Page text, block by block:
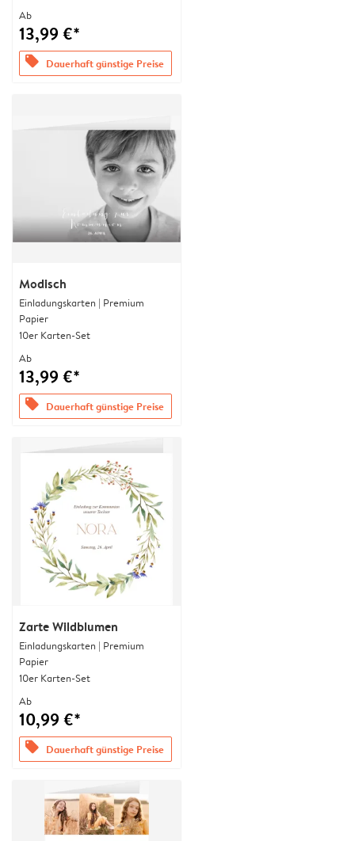
Ab
13,99 €*
offers Dauerhaft günstige Preise
Modisch
Einladungskarten | Premium
Papier
10er Karten-Set
Ab
13,99 €*
offers Dauerhaft günstige Preise
Zarte Wildblumen
Einladungskarten | Premium
Papier
10er Karten-Set
Ab
10,99 €*
offers Dauerhaft günstige Preise